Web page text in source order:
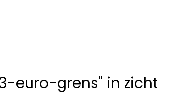
euro-grens" in zicht